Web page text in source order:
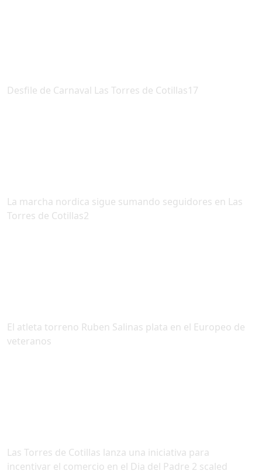
Desfile de Carnaval Las Torres de Cotillas17
La marcha nordica sigue sumando seguidores en Las
Torres de Cotillas2
El atleta torreno Ruben Salinas plata en el Europeo de
veteranos
Las Torres de Cotillas lanza una iniciativa para
incentivar el comercio en el Dia del Padre 2 scaled